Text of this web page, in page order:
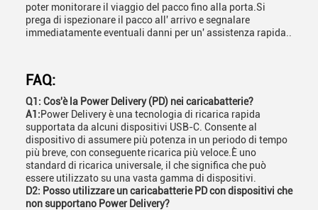
poter monitorare il viaggio del pacco fino alla porta.Si
prega di ispezionare il pacco all' arrivo e segnalare
immediatamente eventuali danni per un' assistenza rapida..
FAQ:
Q1: Cos'è la Power Delivery (PD) nei caricabatterie?
A1:Power Delivery è una tecnologia di ricarica rapida
supportata da alcuni dispositivi USB-C. Consente al
dispositivo di assumere più potenza in un periodo di tempo
più breve, con conseguente ricarica più veloce.È uno
standard di ricarica universale, il che significa che può
essere utilizzato su una vasta gamma di dispositivi.
D2: Posso utilizzare un caricabatterie PD con dispositivi che
non supportano Power Delivery?